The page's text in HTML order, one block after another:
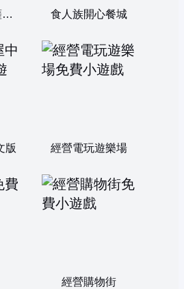
瘋狂農場之比薩派對 食人族開心餐城
版 經營電玩遊樂場
經營購物街